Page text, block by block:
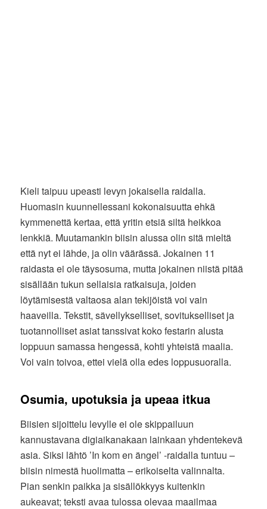
Kieli taipuu upeasti levyn jokaisella raidalla.
Huomasin kuunnellessani kokonaisuutta ehkä
kymmenettä kertaa, että yritin etsiä siltä heikkoa
lenkkiä. Muutamankin biisin alussa olin sitä mieltä
että nyt ei lähde, ja olin väärässä. Jokainen 11
raidasta ei ole täysosuma, mutta jokainen niistä pitää
sisällään tukun sellaisia ratkaisuja, joiden
löytämisestä valtaosa alan tekijöistä voi vain
haaveilla. Tekstit, sävellykselliset, sovitukselliset ja
tuotannolliset asiat tanssivat koko festarin alusta
loppuun samassa hengessä, kohti yhteistä maalia.
Voi vain toivoa, ettei vielä olla edes loppusuoralla.
Osumia, upotuksia ja upeaa itkua
Biisien sijoittelu levylle ei ole skippailuun
kannustavana digiaikanakaan lainkaan yhdentekevä
asia. Siksi lähtö ’In kom en ängel’ -raidalla tuntuu –
biisin nimestä huolimatta – erikoiselta valinnalta.
Pian senkin paikka ja sisällökkyys kuitenkin
aukeavat; teksti avaa tulossa olevaa maailmaa